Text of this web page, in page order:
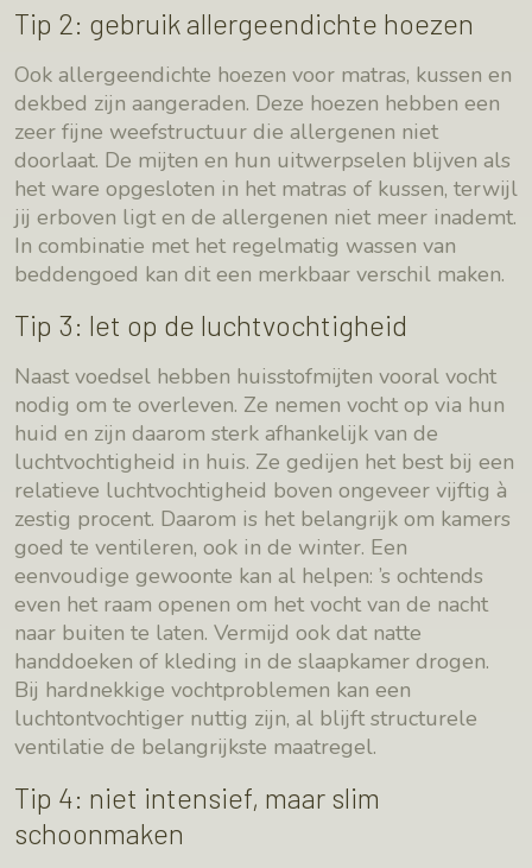
Tip 2: gebruik allergeendichte hoezen
Ook allergeendichte hoezen voor matras, kussen en
dekbed zijn aangeraden. Deze hoezen hebben een
zeer fijne weefstructuur die allergenen niet
doorlaat. De mijten en hun uitwerpselen blijven als
het ware opgesloten in het matras of kussen, terwijl
jij erboven ligt en de allergenen niet meer inademt.
In combinatie met het regelmatig wassen van
beddengoed kan dit een merkbaar verschil maken.
Tip 3: let op de luchtvochtigheid
Naast voedsel hebben huisstofmijten vooral vocht
nodig om te overleven. Ze nemen vocht op via hun
huid en zijn daarom sterk afhankelijk van de
luchtvochtigheid in huis. Ze gedijen het best bij een
relatieve luchtvochtigheid boven ongeveer vijftig à
zestig procent. Daarom is het belangrijk om kamers
goed te ventileren, ook in de winter. Een
eenvoudige gewoonte kan al helpen: ’s ochtends
even het raam openen om het vocht van de nacht
naar buiten te laten. Vermijd ook dat natte
handdoeken of kleding in de slaapkamer drogen.
Bij hardnekkige vochtproblemen kan een
luchtontvochtiger nuttig zijn, al blijft structurele
ventilatie de belangrijkste maatregel.
Tip 4: niet intensief, maar slim
schoonmaken